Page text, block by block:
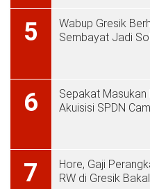
5
Wabup Gresik
Sembayat Jadi
6
Sepakat Masukan
Akuisisi SPDN
7
Hore, Gaji
RW di Gresik